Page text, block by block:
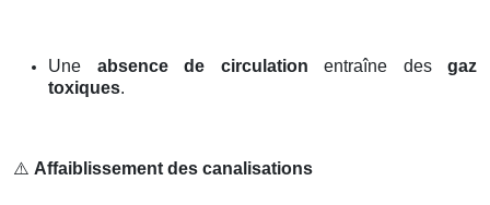
Une absence de circulation entraîne des gaz
toxiques.
⚠️ Affaiblissement des canalisations